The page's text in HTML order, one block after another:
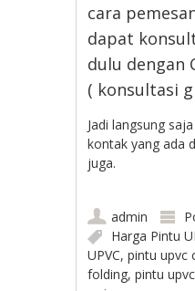
cara
dapat
dulu dengan
( konsultasi
Jadi langsung
kontak yang ada
juga.
admin
Harga Pintu
UPVC,pintu upvc
folding,pintu